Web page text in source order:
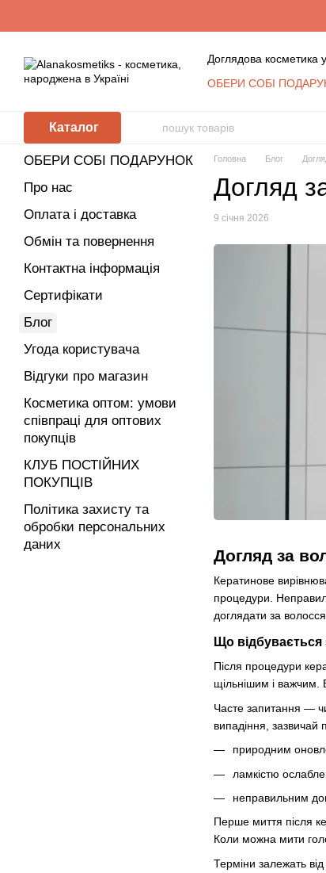
Доглядова косметика
ОБЕРИ СОБІ
Відгуки про магазин
КЛУБ ПОСТІЙНИХ
Політика захисту
Каталог
Головна Блог
Догляд
9 січня 2026
Догляд за
Кератинове
процедури.
доглядати за
Що відбувається
Після процедури
щільнішим і важчим.
Часте запитання —
випадіння, зазвичай
природним
ламкістю
неправильним
Перше миття після
Коли можна мити
Терміни залежать
ОБЕРИ СОБІ ПОДАРУНОК
Про нас
Оплата і доставка
Обмін та повернення
Контактна інформація
Сертифікати
Блог
Угода користувача
Відгуки про магазин
Косметика оптом: умови
співпраці для оптових
покупців
КЛУБ ПОСТІЙНИХ
ПОКУПЦІВ
Політика захисту та
обробки персональних
даних